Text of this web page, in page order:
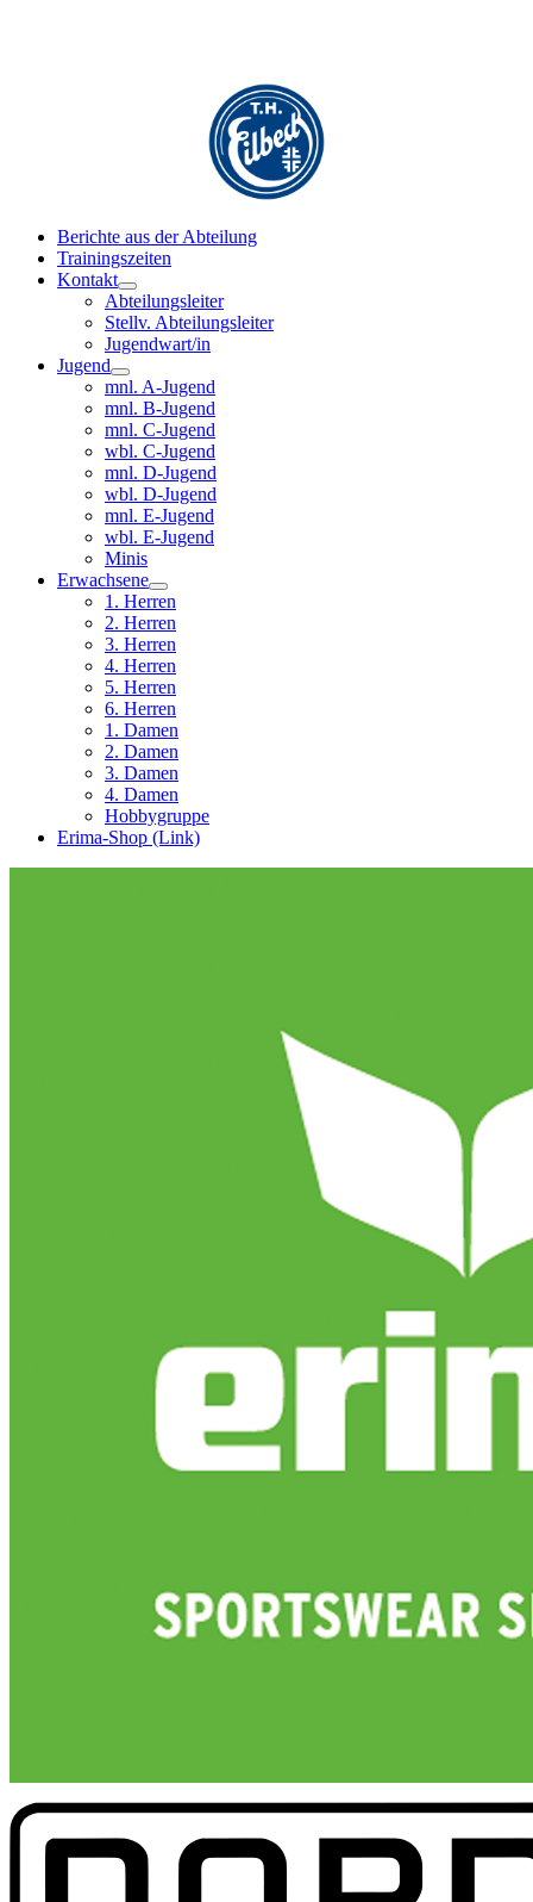
Berichte aus der Abteilung
Trainingszeiten
Kontakt
Abteilungsleiter
Stellv. Abteilungsleiter
Jugendwart/in
Jugend
mnl. A-Jugend
mnl. B-Jugend
mnl. C-Jugend
wbl. C-Jugend
mnl. D-Jugend
wbl. D-Jugend
mnl. E-Jugend
wbl. E-Jugend
Minis
Erwachsene
1. Herren
2. Herren
3. Herren
4. Herren
5. Herren
6. Herren
1. Damen
2. Damen
3. Damen
4. Damen
Hobbygruppe
Erima-Shop (Link)